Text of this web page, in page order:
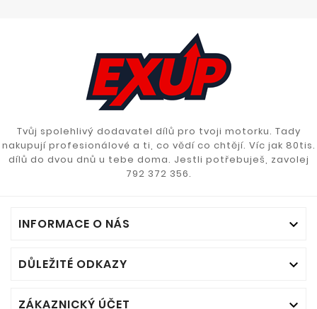
Tvůj spolehlivý dodavatel dílů pro tvoji motorku. Tady
nakupují profesionálové a ti, co vědí co chtějí. Víc jak 80tis.
dílů do dvou dnů u tebe doma. Jestli potřebuješ, zavolej
792 372 356.
INFORMACE O NÁS 
DŮLEŽITÉ ODKAZY 
ZÁKAZNICKÝ ÚČET 